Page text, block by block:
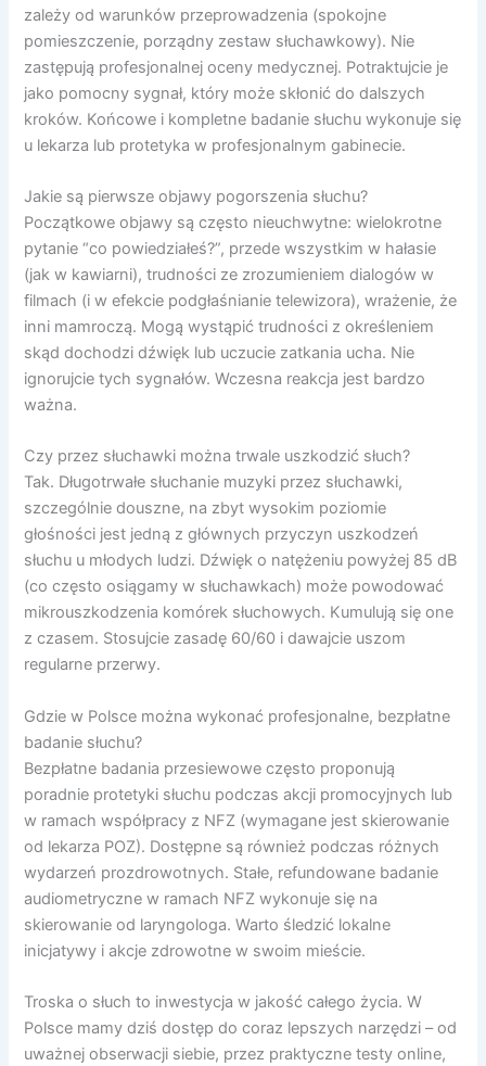
zależy od warunków przeprowadzenia (spokojne
pomieszczenie, porządny zestaw słuchawkowy). Nie
zastępują profesjonalnej oceny medycznej. Potraktujcie je
jako pomocny sygnał, który może skłonić do dalszych
kroków. Końcowe i kompletne badanie słuchu wykonuje się
u lekarza lub protetyka w profesjonalnym gabinecie.
Jakie są pierwsze objawy pogorszenia słuchu?
Początkowe objawy są często nieuchwytne: wielokrotne
pytanie “co powiedziałeś?”, przede wszystkim w hałasie
(jak w kawiarni), trudności ze zrozumieniem dialogów w
filmach (i w efekcie podgłaśnianie telewizora), wrażenie, że
inni mamroczą. Mogą wystąpić trudności z określeniem
skąd dochodzi dźwięk lub uczucie zatkania ucha. Nie
ignorujcie tych sygnałów. Wczesna reakcja jest bardzo
ważna.
Czy przez słuchawki można trwale uszkodzić słuch?
Tak. Długotrwałe słuchanie muzyki przez słuchawki,
szczególnie douszne, na zbyt wysokim poziomie
głośności jest jedną z głównych przyczyn uszkodzeń
słuchu u młodych ludzi. Dźwięk o natężeniu powyżej 85 dB
(co często osiągamy w słuchawkach) może powodować
mikrouszkodzenia komórek słuchowych. Kumulują się one
z czasem. Stosujcie zasadę 60/60 i dawajcie uszom
regularne przerwy.
Gdzie w Polsce można wykonać profesjonalne, bezpłatne
badanie słuchu?
Bezpłatne badania przesiewowe często proponują
poradnie protetyki słuchu podczas akcji promocyjnych lub
w ramach współpracy z NFZ (wymagane jest skierowanie
od lekarza POZ). Dostępne są również podczas różnych
wydarzeń prozdrowotnych. Stałe, refundowane badanie
audiometryczne w ramach NFZ wykonuje się na
skierowanie od laryngologa. Warto śledzić lokalne
inicjatywy i akcje zdrowotne w swoim mieście.
Troska o słuch to inwestycja w jakość całego życia. W
Polsce mamy dziś dostęp do coraz lepszych narzędzi – od
uważnej obserwacji siebie, przez praktyczne testy online,